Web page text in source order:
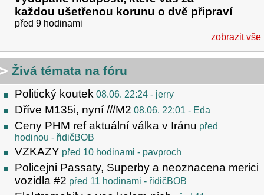
každou ušetřenou korunu o dvě připraví
před 9 hodinami
zobrazit vše
Živá témata na fóru
Politický koutek 08.06. 22:24 - jerry
Dříve M135i, nyní ///M2 08.06. 22:01 - Eda
Ceny PHM ref aktuální válka v Iránu před
hodinou - řidičBOB
VZKAZY před 10 hodinami - pavproch
Policejni Passaty, Superby a neoznacena merici
vozidla #2 před 11 hodinami - řidičBOB